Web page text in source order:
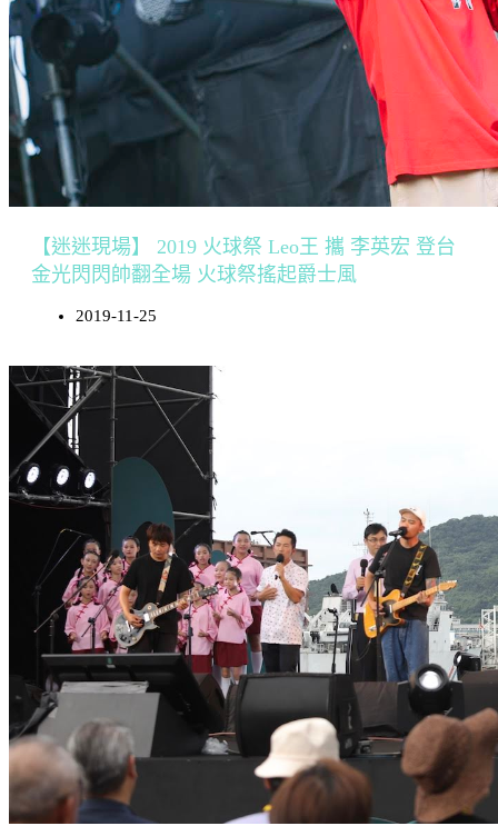
【迷迷現場】 2019 火球祭 Leo王 攜 李英宏 登台
金光閃閃帥翻全場 火球祭搖起爵士風
2019-11-25